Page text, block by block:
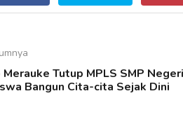
Tutup MPLS SMP
Bangun Cita-cita Sejak Dini